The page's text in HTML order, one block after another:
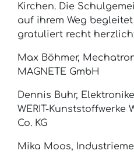
Kirchen. Die
auf ihrem Weg
gratuliert recht
Max Böhmer,
MAGNETE GmbH
Dennis Buhr,
WERIT-Kunststoffwerke
Co. KG
Mika Moos,